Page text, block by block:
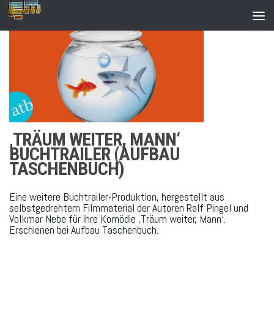
Zum Inhalt springen
‚TRÄUM WEITER, MANN‘
BUCHTRAILER (AUFBAU
TASCHENBUCH)
Eine weitere Buchtrailer-Produktion, hergestellt aus
selbstgedrehtem Filmmaterial der Autoren Ralf Pingel und
Volkmar Nebe für ihre Komödie ‚Träum weiter, Mann‘.
Erschienen bei Aufbau Taschenbuch.